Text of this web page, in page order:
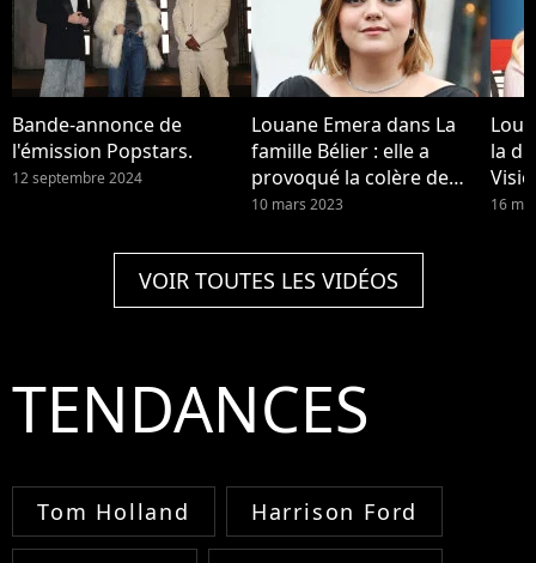
Bande-annonce de
l'émission Popstars.
12 septembre 2024
Louane Emera dans La
famille Bélier : elle a
provoqué la colère de
Michel Sardou
10 mars 2023
la
ou
16
VOIR TOUTES LES VIDÉOS
TENDANCES
Tom Holland Harrison Ford